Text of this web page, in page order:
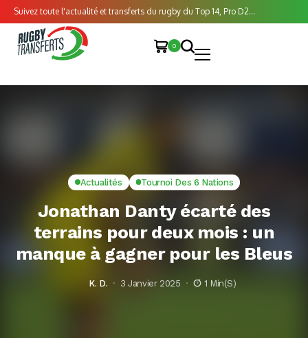
Suivez toute l'actualité et transferts du rugby du Top 14, Pro D2...
0
Actualités Tournoi Des 6 Nations
Jonathan Danty écarté des
terrains pour deux mois : un
manque à gagner pour les Bleus
K. D. 3 Janvier 2025 1 Min(s)